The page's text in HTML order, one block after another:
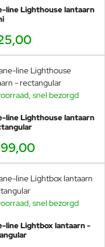
aan om een
die waarde
samen met onze
line Lighthouse lantaarn
snel bezorgd
line Lighthouse lantaarn
-15%
snel bezorgd
line Lightbox lantaarn -